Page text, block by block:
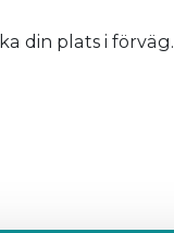
din plats i förväg.